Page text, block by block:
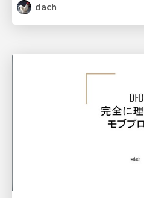
dach